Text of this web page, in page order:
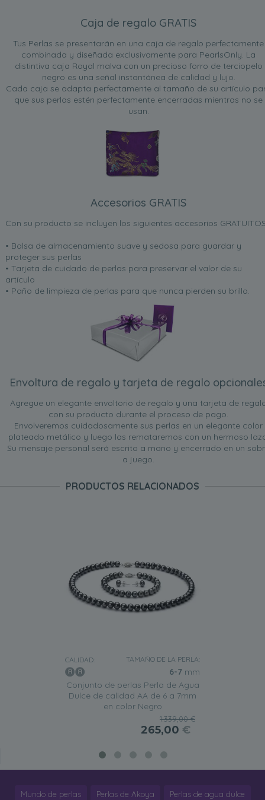
Caja de regalo GRATIS
Tus Perlas se presentarán en una caja de regalo perfectamente
combinada y diseñada exclusivamente para PearlsOnly. La
distintiva caja Royal malva con un precioso forro de terciopelo
negro es una señal instantánea de calidad y lujo.
Cada caja se adapta perfectamente al tamaño de su artículo
que sus perlas estén perfectamente encerradas mientras no se
usan.
Accesorios GRATIS
Con su producto se incluyen los siguientes accesorios
• Bolsa de almacenamiento suave y sedosa para guardar y
proteger sus perlas
• Tarjeta de cuidado de perlas para preservar el valor de su
artículo
• Paño de limpieza de perlas para que nunca pierden su brillo.
Envoltura de regalo y tarjeta de regalo
Agregue un elegante envoltorio de regalo y una tarjeta de
con su producto durante el proceso de pago.
Envolveremos cuidadosamente sus perlas en un elegante color
plateado metálico y luego las remataremos con un hermoso
Su mensaje personal será escrito a mano y encerrado en un
a juego.
PRODUCTOS RELACIONADOS
CALIDAD: TAMAÑO DE LA PERLA:
6-7 mm
Conjunto de perlas Perla de Agua
Dulce de calidad AA de 6 a 7mm
en color Negro
1.339,00 €
265,00 €
Mundo de perlas Perlas de Akoya Perlas de agua dulce